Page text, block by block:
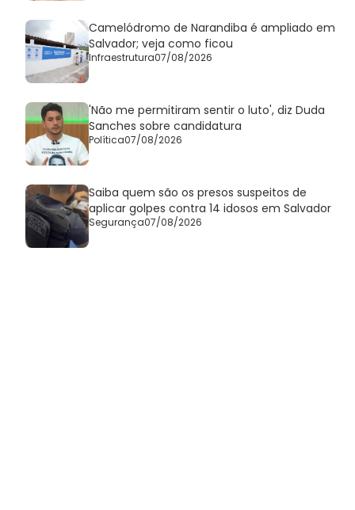
Camelódromo de Narandiba é ampliado em
Salvador; veja como ficou
Infraestrutura07/08/2026
'Não me permitiram sentir o luto', diz Duda
Sanches sobre candidatura
Política07/08/2026
Saiba quem são os presos suspeitos de
aplicar golpes contra 14 idosos em Salvador
Segurança07/08/2026